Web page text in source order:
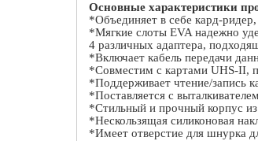
Основные характеристики
*Объединяет в себе кард-
*Мягкие слоты EVA надежно
4 различных адаптера,
*Включает кабель передачи
*Совместим с картами UHS-II,
*Поддерживает чтение/запись
*Поставляется с
*Стильный и прочный корпус
*Нескользящая силиконовая
*Имеет отверстие для шнурка